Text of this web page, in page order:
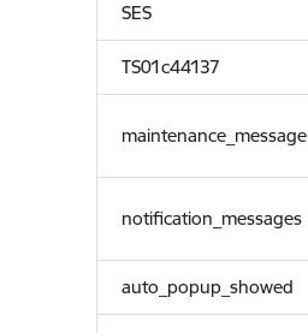
SES
TS01c44137
maintenance_message
notification_messages
auto_popup_showed